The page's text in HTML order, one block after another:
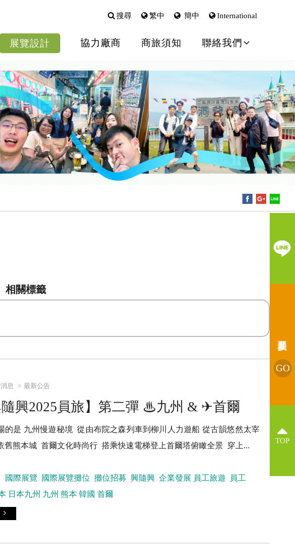
搜尋 繁中 簡中 International
展覽設計 協力廠商 商旅須知 聯絡我們
相關標籤
息 最新公告
隨興2025員旅】第二彈 ♨︎九州 & ✈︎首爾
的是 九州慢遊秘境 從由布院之森列車到柳川人力遊船 從古韻悠然太宰
舊熊本城 首爾文化時尚行 搭乘快速電梯登上首爾塔俯瞰全景 穿上...
國際展覽 國際展覽攤位 攤位招募 興隨興 企業發展 員工旅遊
員工
日本九州 九州 熊本 韓國 首爾
GO
TOP